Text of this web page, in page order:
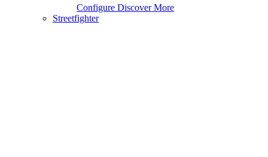
Configure Discover More
Streetfighter